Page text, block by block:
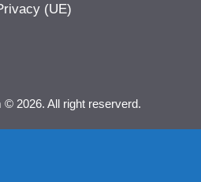
(UE)
2026. All right reserverd.